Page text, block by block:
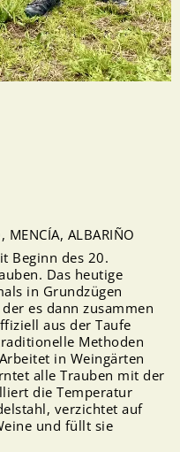
MENCÍA, ALBARIÑO
Beginn des 20.
Das heutige
in Grundzügen
es dann zusammen
aus der Taufe
Methoden
in Weingärten
alle Trauben mit der
die Temperatur
verzichtet auf
und füllt sie